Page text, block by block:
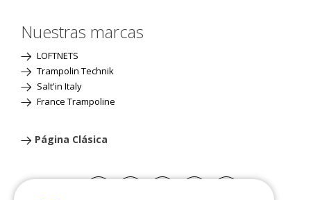
Nuestras marcas
LOFTNETS
Trampolin Technik
Salt'in Italy
France Trampoline
Página Clásica